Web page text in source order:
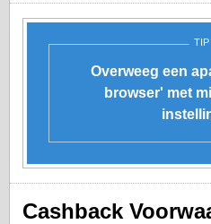
TIP
Overweeg een
browser' met
Cashback